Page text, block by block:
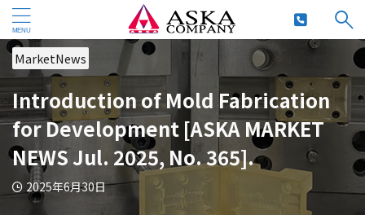
MarketNews
Introduction of Mold Fabrication
for Development [ASKA MARKET
NEWS Jul. 2025, No. 365].
2025年6月30日